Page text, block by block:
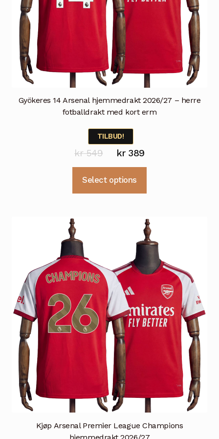
Gyökeres 14 Arsenal hjemmedrakt 2026/27 – herre
fotballdrakt med kort erm
TILBUD!
kr549
Opprinnelig
pris
var:
kr389Nåværende
pris
Select options
varianter.
Alternativene
kan
velges
produktsiden
Kjøp Arsenal Premier League Champions
hjemmedrakt 2026/27